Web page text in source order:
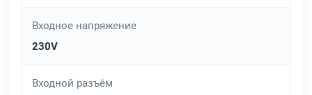
Входное напряжение
230V
Входной разъём